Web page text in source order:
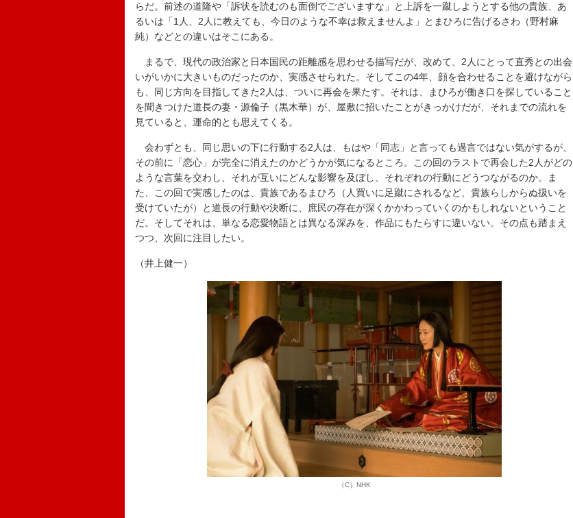
らだ。前述の道隆や「訴状を読むのも面倒でございますな」と上訴を一蹴しようとする他の貴族、あ
るいは「1人、2人に教えても、今日のような不幸は救えませんよ」とまひろに告げるさわ（野村麻
純）などとの違いはそこにある。
まるで、現代の政治家と日本国民の距離感を思わせる描写だが、改めて、2人にとって直秀との出会
いがいかに大きいものだったのか、実感させられた。そしてこの4年、顔を合わせることを避けながら
も、同じ方向を目指してきた2人は、ついに再会を果たす。それは、まひろが働き口を探していること
を聞きつけた道長の妻・源倫子（黒木華）が、屋敷に招いたことがきっかけだが、それまでの流れを
見ていると、運命的とも思えてくる。
会わずとも、同じ思いの下に行動する2人は、もはや「同志」と言っても過言ではない気がするが、
その前に「恋心」が完全に消えたのかどうかが気になるところ。この回のラストで再会した2人がどの
ような言葉を交わし、それが互いにどんな影響を及ぼし、それぞれの行動にどうつながるのか。ま
た、この回で実感したのは、貴族であるまひろ（人買いに足蹴にされるなど、貴族らしからぬ扱いを
受けていたが）と道長の行動や決断に、庶民の存在が深くかかわっていくのかもしれないということ
だ。そしてそれは、単なる恋愛物語とは異なる深みを、作品にもたらすに違いない。その点も踏まえ
つつ、次回に注目したい。
（井上健一）
（C）NHK